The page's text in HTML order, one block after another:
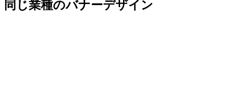
同じ業種のバナーデザイン